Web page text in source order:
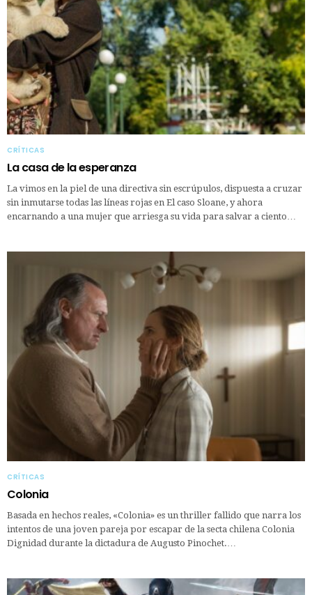
CRÍTICAS
La casa de la esperanza
La vimos en la piel de una directiva sin escrúpulos, dispuesta a cruzar
sin inmutarse todas las líneas rojas en El caso Sloane, y ahora
encarnando a una mujer que arriesga su vida para salvar a ciento…
CRÍTICAS
Colonia
Basada en hechos reales, «Colonia» es un thriller fallido que narra los
intentos de una joven pareja por escapar de la secta chilena Colonia
Dignidad durante la dictadura de Augusto Pinochet.…